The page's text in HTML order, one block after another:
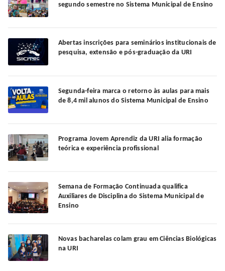
segundo semestre no Sistema Municipal de Ensino
Abertas inscrições para seminários institucionais de
pesquisa, extensão e pós-graduação da URI
Segunda-feira marca o retorno às aulas para mais
de 8,4 mil alunos do Sistema Municipal de Ensino
Programa Jovem Aprendiz da URI alia formação
teórica e experiência profissional
Semana de Formação Continuada qualifica
Auxiliares de Disciplina do Sistema Municipal de
Ensino
Novas bacharelas colam grau em Ciências Biológicas
na URI